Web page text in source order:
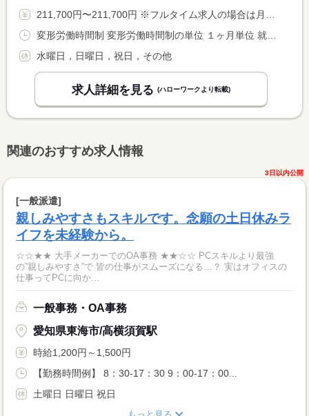
211,700円〜211,700円 ※フルタイム求人の場合は月額（換算額）、パート求人の場合は時間額を表示しています。
変形労働時間制 変形労働時間制の単位 １ヶ月単位 就業時間１ 9時00分〜18時30分 就業時間２ 9時00分〜17時30分 就業時間に関する特記事項 （１）月火木金 （２）水土 <BR> 特例措置対象事業場（４４時間制）
水曜日，日曜日，祝日，その他
求人詳細を見る (ハローワークより転載)
関連のおすすめ求人情報
3日以内公開
[一般派遣]
親しみやすさもスキルです。念願の土日休みラ
イフを未経験から。
☆☆★★ 大手メーカーでのOA事務 ★★☆☆ PCスキルより最強
の”親しみやすさ”で 皆の仕事がスムーズになる…？ 実はオフィスの
仕事ってPCに向か...
一般事務・OA事務
愛知県東海市/高横須賀駅
時給1,200円～1,500円
【勤務時間例】 8：30-17：30 9：00-17：00...
土曜日 日曜日 祝日